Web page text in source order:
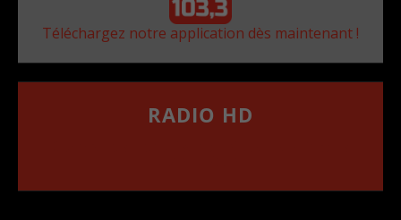
Téléchargez notre application dès maintenant !
RADIO HD